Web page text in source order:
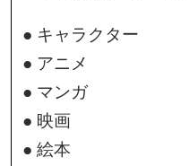
● キャラクター
● アニメ
● マンガ
● 映画
● 絵本